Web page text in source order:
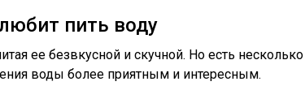
пить воду
ее безвкусной и скучной. Но есть несколько
воды более приятным и интересным.